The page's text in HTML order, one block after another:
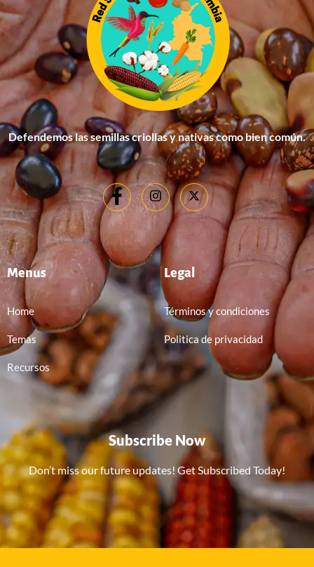
Defendemos las semillas criollas y nativas como bien común.
Menus
Home
Temas
Recursos
Legal
Términos y condiciones
Politica de privacidad
Subscribe Now
Don’t miss our future updates! Get Subscribed Today!